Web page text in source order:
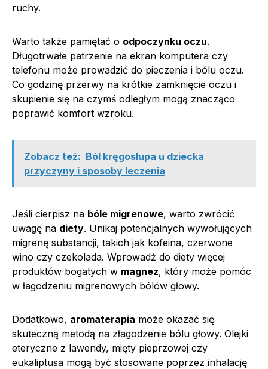
ruchy.
Warto także pamiętać o odpoczynku oczu.
Długotrwałe patrzenie na ekran komputera czy
telefonu może prowadzić do pieczenia i bólu oczu.
Co godzinę przerwy na krótkie zamknięcie oczu i
skupienie się na czymś odległym mogą znacząco
poprawić komfort wzroku.
Zobacz też: Ból kręgosłupa u dziecka
przyczyny i sposoby leczenia
Jeśli cierpisz na bóle migrenowe, warto zwrócić
uwagę na diety. Unikaj potencjalnych wywołujących
migrenę substancji, takich jak kofeina, czerwone
wino czy czekolada. Wprowadź do diety więcej
produktów bogatych w magnez, który może pomóc
w łagodzeniu migrenowych bólów głowy.
Dodatkowo, aromaterapia może okazać się
skuteczną metodą na złagodzenie bólu głowy. Olejki
eteryczne z lawendy, mięty pieprzowej czy
eukaliptusa mogą być stosowane poprzez inhalację